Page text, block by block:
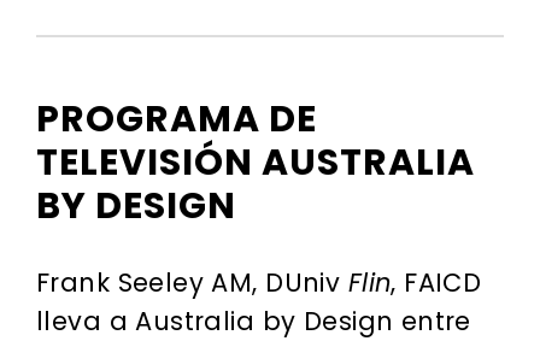
PROGRAMA DE
TELEVISIÓN AUSTRALIA
BY DESIGN
Frank Seeley AM, DUniv Flin, FAICD
lleva a Australia by Design entre